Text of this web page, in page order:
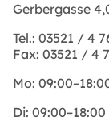
Gerbergasse
Tel.: 03521 / 4
Fax: 03521 / 4
Mo:
Di: 09:00–18:00